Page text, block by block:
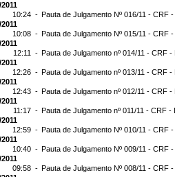
10:24 - Pauta de Julgamento Nº 016/11 - CRF -
10:08 - Pauta de Julgamento Nº 015/11 - CRF
12:11 - Pauta de Julgamento nº 014/11 - CRF -
12:26 - Pauta de Julgamento nº 013/11 - CRF -
12:43 - Pauta de Julgamento nº 012/11 - CRF -
11:17 - Pauta de Julgamento nº 011/11 - CRF -
12:59 - Pauta de Julgamento Nº 010/11 - CRF
10:40 - Pauta de Julgamento Nº 009/11 - CRF
09:58 - Pauta de Julgamento Nº 008/11 - CRF